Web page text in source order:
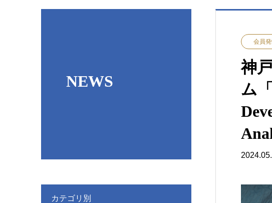
NEWS
会員
神
ム
カテゴリ別